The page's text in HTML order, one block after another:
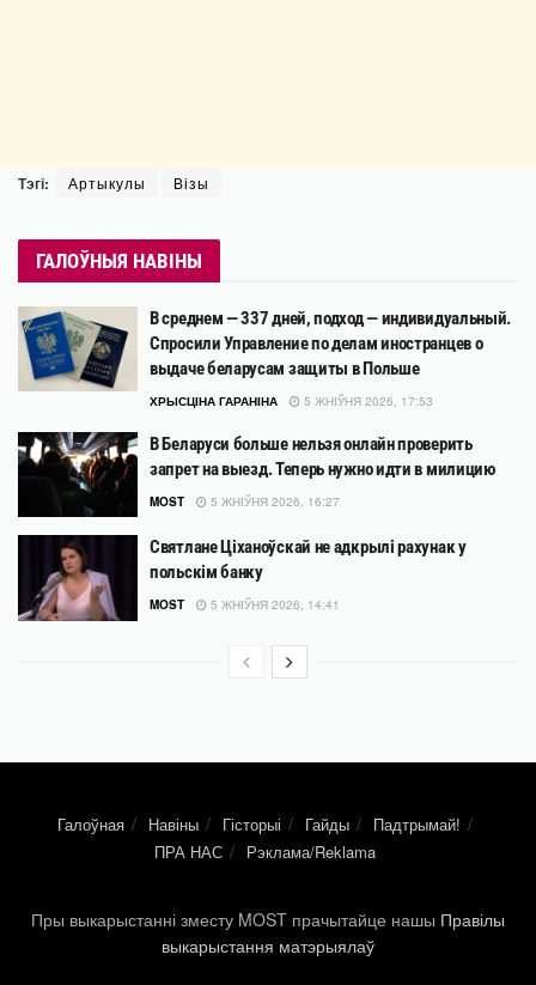
Тэгі: Артыкулы Візы
ГАЛОЎНЫЯ НАВІНЫ
В среднем — 337 дней, подход — индивидуальный.
Спросили Управление по делам иностранцев о
выдаче беларусам защиты в Польше
ХРЫСЦІНА ГАРАНІНА 5 ЖНІЎНЯ 2026, 17:53
В Беларуси больше нельзя онлайн проверить
запрет на выезд. Теперь нужно идти в милицию
MOST 5 ЖНІЎНЯ 2026, 16:27
Святлане Ціханоўскай не адкрылі рахунак у
польскім банку
MOST 5 ЖНІЎНЯ 2026, 14:41
Галоўная Навіны Гісторыі Гайды
Падтрымай!
ПРА НАС
Рэклама/Reklama
Пры выкарыстанні зместу MOST прачытайце нашы Правілы
выкарыстання матэрыялаў